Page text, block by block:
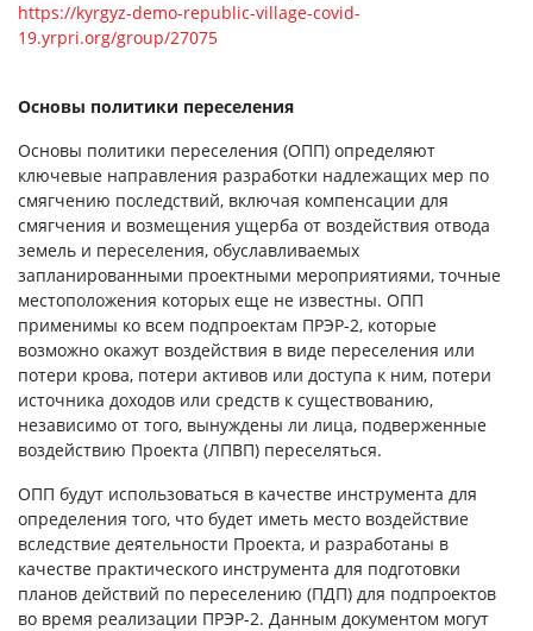
https://kyrgyz-demo-republic-village-covid-
19.yrpri.org/group/27075
Основы политики переселения
Основы политики переселения (ОПП) определяют
ключевые направления разработки надлежащих мер по
смягчению последствий, включая компенсации для
смягчения и возмещения ущерба от воздействия отвода
земель и переселения, обуславливаемых
запланированными проектными мероприятиями, точные
местоположения которых еще не известны. ОПП
применимы ко всем подпроектам ПРЭР-2, которые
возможно окажут воздействия в виде переселения или
потери крова, потери активов или доступа к ним, потери
источника доходов или средств к существованию,
независимо от того, вынуждены ли лица, подверженные
воздействию Проекта (ЛПВП) переселяться.
ОПП будут использоваться в качестве инструмента для
определения того, что будет иметь место воздействие
вследствие деятельности Проекта, и разработаны в
качестве практического инструмента для подготовки
планов действий по переселению (ПДП) для подпроектов
во время реализации ПРЭР-2. Данным документом могут